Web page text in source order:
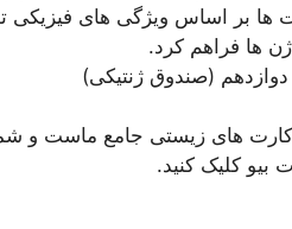
ها بر اساس ویژگی های
ها فراهم کرد.
(صندوق ژنتیکی)
های زیستی جامع ماست و شما
بیو کلیک کنید.